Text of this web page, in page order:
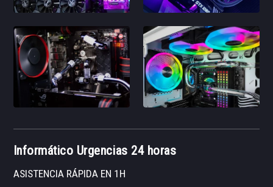
Informático Urgencias 24 horas
ASISTENCIA RÁPIDA EN 1H